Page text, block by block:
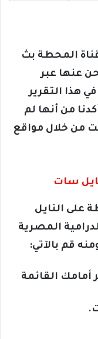
المحطة بث
عنها عبر
هذا التقرير
من أنها لم
من خلال مواقع
سات
على النايل
المصرية
قم بالآتي:
القائمة